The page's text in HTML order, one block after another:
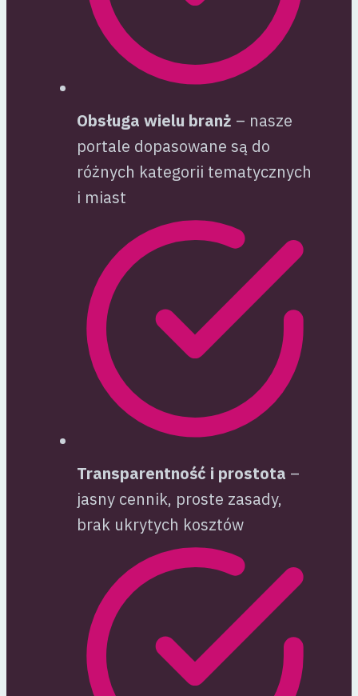
Obsługa wielu branż – nasze
portale dopasowane są do
różnych kategorii tematycznych
i miast
Transparentność i prostota –
jasny cennik, proste zasady,
brak ukrytych kosztów